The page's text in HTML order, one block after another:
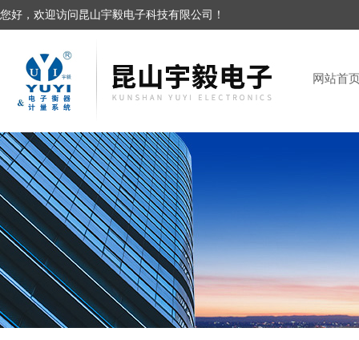
您好，欢迎访问昆山宇毅电子科技有限公司！
网站首